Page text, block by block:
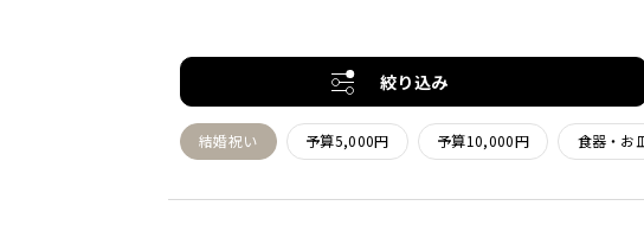
絞り込み
結婚祝い 予算5,000円 予算10,000円 食器・お